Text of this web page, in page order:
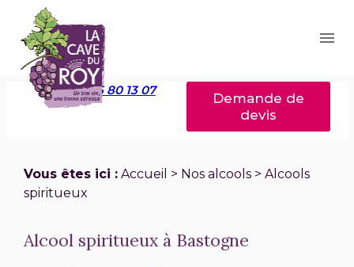
menu
+32 25 80 13 07
Demande de
devis
Vous êtes ici : Accueil > Nos alcools> Alcools
spiritueux
Alcool spiritueux à Bastogne
Panneau de gestion des cookies